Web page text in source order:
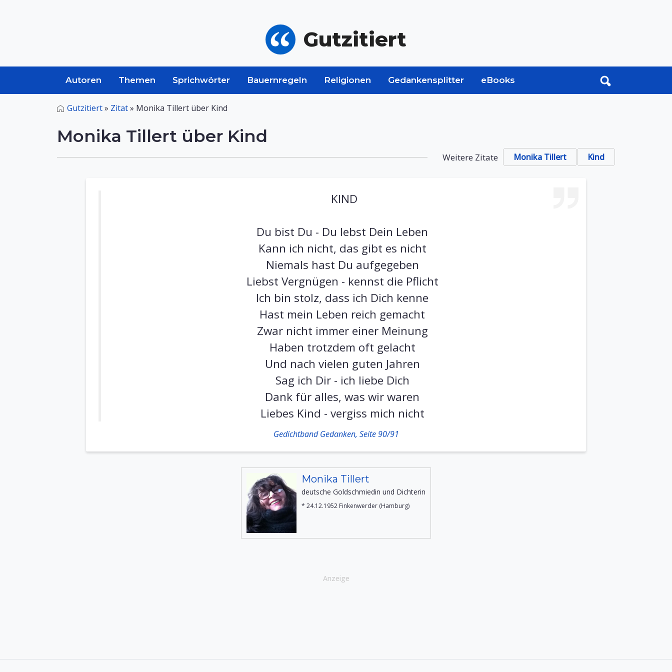
Gutzitiert
Autoren Themen Sprichwörter Bauernregeln Religionen Gedankensplitter eBooks
Gutzitiert» Zitat» Monika Tillert über Kind
Monika Tillert über Kind
Weitere Zitate Monika Tillert Kind
KIND
Du bist Du - Du lebst Dein Leben
Kann ich nicht, das gibt es nicht
Niemals hast Du aufgegeben
Liebst Vergnügen - kennst die Pflicht
Ich bin stolz, dass ich Dich kenne
Hast mein Leben reich gemacht
Zwar nicht immer einer Meinung
Haben trotzdem oft gelacht
Und nach vielen guten Jahren
Sag ich Dir - ich liebe Dich
Dank für alles, was wir waren
Liebes Kind - vergiss mich nicht
Gedichtband Gedanken, Seite 90/91
Monika Tillert
deutsche Goldschmiedin und Dichterin
* 24.12.1952 Finkenwerder (Hamburg)
Anzeige